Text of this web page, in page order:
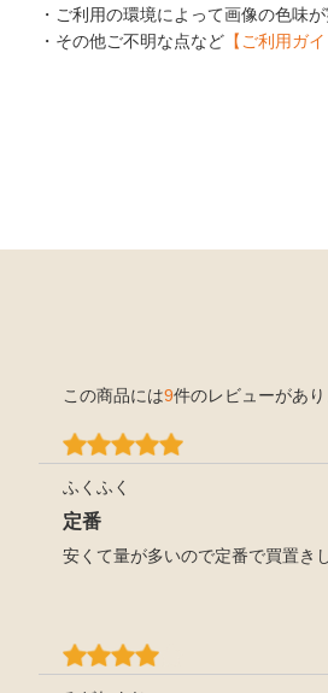
・ご利用の環境によって画像の色味
・その他ご不明な点など 【ご利用ガイ
この商品には9件のレビューがあり
ふくふく
定番
安くて量が多いので定番で買置き